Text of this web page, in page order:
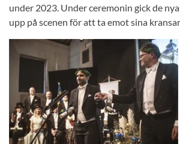
under 2023. Under ceremonin gick de
upp på scenen för att ta emot sina